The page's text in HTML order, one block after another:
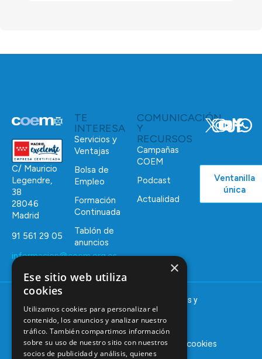
C/ Mauricio
Legendre,
38
28046
Madrid
91 561 29 05
informacion@coem.org.es
TE
INTERESA
Servicios y
Ventajas
Bolsa de
Empleo
Formación
Continuada
Tablón de
anuncios
COMUNICACIÓN
Y
RECURSOS
Campañas
COEM
Podcast
Actualidad
Ventanilla
única
© 2025 – COEM – Colegio Oficial de Odontólogos y
Estomatólogos de la I región
Aviso legal Política de privacidadPolítica de cookies
×
Ese sitio web utiliza
cookies
Utilizamos cookies para personalizar el
contenido, los anuncios y analizar nuestro
tráfico. También compartimos información
sobre su uso de nuestro sitio con nuestros
socios de publicidad y análisis, quienes